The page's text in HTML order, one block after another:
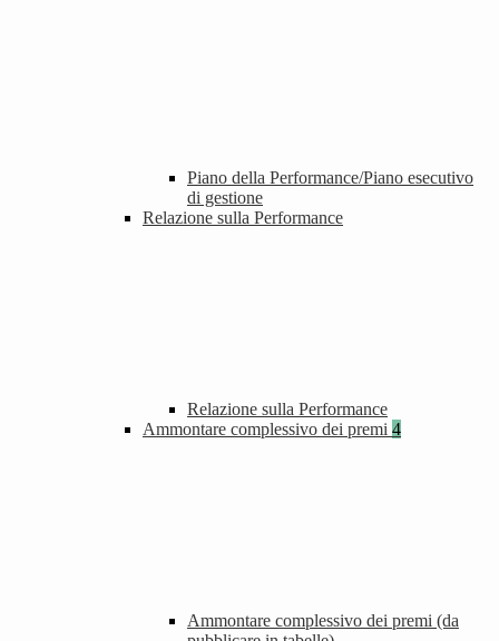
Piano della Performance/Piano esecutivo
di gestione
Relazione sulla Performance
Relazione sulla Performance
Ammontare complessivo dei premi 4
Ammontare complessivo dei premi (da